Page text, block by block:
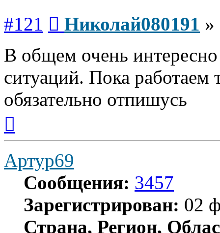
#121 Николай080191 »
В общем очень
ситуаций. Пока
обязательно отпишусь
началу
Артур69
Сообщения: 3457
Зарегистрирован: 02
Страна, Регион,